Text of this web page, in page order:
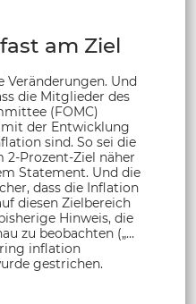
am Ziel
Veränderungen. Und
die Mitglieder des
(FOMC)
der Entwicklung
sind. So sei die
Prozent-Ziel näher
Statement. Und die
dass die Inflation
diesen Zielbereich
Hinweis, die
zu beobachten („…
inflation
gestrichen.